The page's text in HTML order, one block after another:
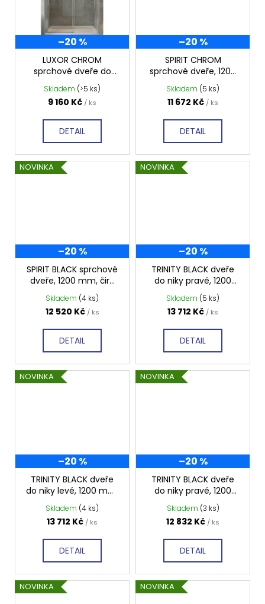
–20 %
LUXOR CHROM
sprchové dveře do
niky, 1200 mm, čiré
sklo, GU1212CH
Skladem (>5 ks)
9 160 Kč / ks
DETAIL
–20 %
SPIRIT CHROM
sprchové dveře, 1200
mm, čiré sklo, GI1012
Skladem (5 ks)
11 672 Kč / ks
DETAIL
NOVINKA
–20 %
SPIRIT BLACK sprchové
dveře, 1200 mm, čiré
sklo, GI1012B
Skladem (4 ks)
12 520 Kč / ks
DETAIL
NOVINKA
–20 %
TRINITY BLACK dveře
do niky pravé, 1200
mm, matné sklo,
GT1212MR-B
Skladem (5 ks)
13 712 Kč / ks
DETAIL
NOVINKA
–20 %
TRINITY BLACK dveře
do niky levé, 1200 mm,
matné sklo, GT1212ML-
B
Skladem (4 ks)
13 712 Kč / ks
DETAIL
NOVINKA
–20 %
TRINITY BLACK dveře
do niky pravé, 1200
mm, čiré sklo,
GT1212CR-B
Skladem (3 ks)
12 832 Kč / ks
DETAIL
NOVINKA NOVINKA